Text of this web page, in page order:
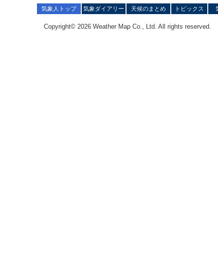
気象人トップ 気象ダイアリー 天候のまとめ トピックス
Copyright© 2026 Weather Map Co., Ltd. All rights reserved.